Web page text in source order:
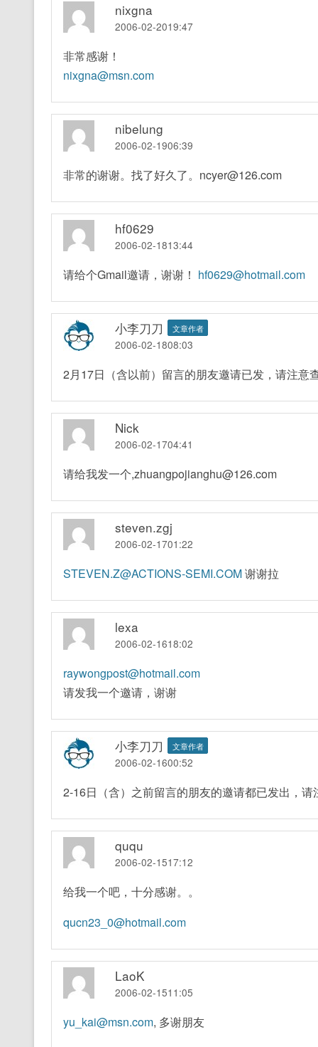
nixgna
2006-02-2019:47
非常感谢！
nixgna@msn.com
nibelung
2006-02-1906:39
非常的谢谢。找了好久了。ncyer@126.com
hf0629
2006-02-1813:44
请给个Gmail邀请，谢谢！ hf0629@hotmail.com
小李刀刀 文章作者
2006-02-1808:03
2月17日（含以前）留言的朋友邀请已发，请注意
Nick
2006-02-1704:41
请给我发一个,zhuangpojianghu@126.com
steven.zgj
2006-02-1701:22
STEVEN.Z@ACTIONS-SEMI.COM谢谢拉
lexa
2006-02-1618:02
raywongpost@hotmail.com
请发我一个邀请，谢谢
小李刀刀 文章作者
2006-02-1600:52
2-16日（含）之前留言的朋友的邀请都已发出，请
ququ
2006-02-1517:12
给我一个吧，十分感谢。。
qucn23_0@hotmail.com
LaoK
2006-02-1511:05
yu_kai@msn.com, 多谢朋友